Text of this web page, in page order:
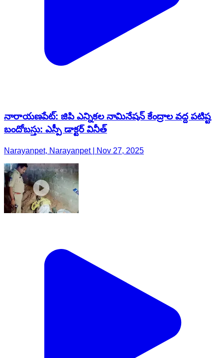
నారాయణపేట్: జిపి ఎన్నికల నామినేషన్ కేంద్రాల వద్ద పటిష్ట
బందోబస్తు: ఎస్పీ డాక్టర్ వినీత్
Narayanpet, Narayanpet | Nov 27, 2025